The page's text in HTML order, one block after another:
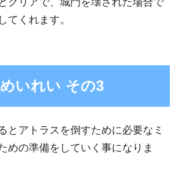
てくれます。
いれい その3
とアトラスを倒すために必要なミ
めの準備をしていく事になりま